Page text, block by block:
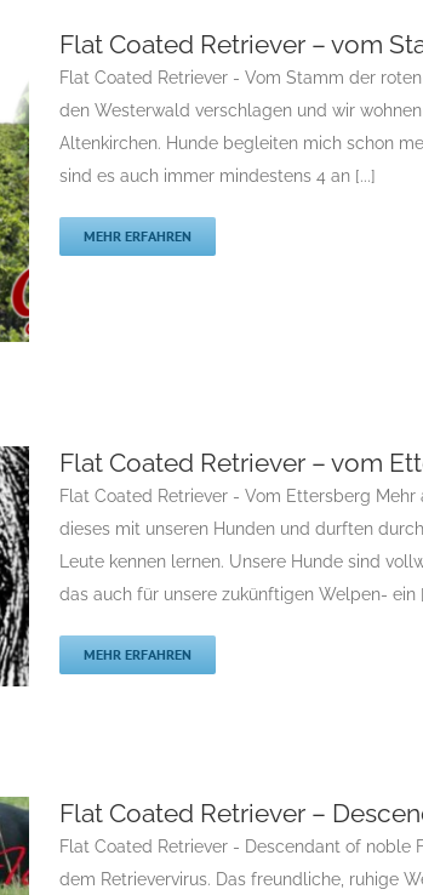
Flat Coated Retriever – vom
Flat Coated Retriever - Vom Stamm der
den Westerwald verschlagen und wir
Altenkirchen. Hunde begleiten mich schon
sind es auch immer mindestens 4 an [...]
MEHR ERFAHREN
Flat Coated Retriever – vom
Flat Coated Retriever - Vom Ettersberg
dieses mit unseren Hunden und durften
Leute kennen lernen. Unsere Hunde sind
das auch für unsere zukünftigen Welpen- ein
MEHR ERFAHREN
Flat Coated Retriever –
Flat Coated Retriever - Descendant of
dem Retrievervirus. Das freundliche, ruhige